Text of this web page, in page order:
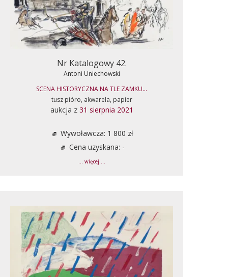
Nr Katalogowy 42.
Antoni Uniechowski
SCENA HISTORYCZNA NA TLE ZAMKU...
tusz pióro, akwarela, papier
aukcja z 31 sierpnia 2021
Wywoławcza: 1 800 zł
Cena uzyskana: -
... więcej ...